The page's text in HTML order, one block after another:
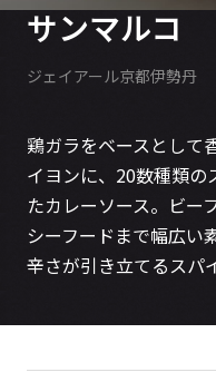
サンマルコ
ジェイアール京都伊勢丹
鶏ガラをベースとして
イヨンに、20数種類
たカレーソース。ビー
シーフードまで幅広い
辛さが引き立てるスパ